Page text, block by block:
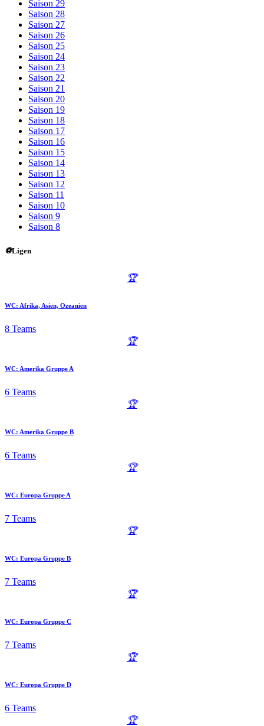
Saison 29
Saison 28
Saison 27
Saison 26
Saison 25
Saison 24
Saison 23
Saison 22
Saison 21
Saison 20
Saison 19
Saison 18
Saison 17
Saison 16
Saison 15
Saison 14
Saison 13
Saison 12
Saison 11
Saison 10
Saison 9
Saison 8
⚽Ligen
🏆
WC: Afrika, Asien, Ozeanien
8 Teams
🏆
WC: Amerika Gruppe A
6 Teams
🏆
WC: Amerika Gruppe B
6 Teams
🏆
WC: Europa Gruppe A
7 Teams
🏆
WC: Europa Gruppe B
7 Teams
🏆
WC: Europa Gruppe C
7 Teams
🏆
WC: Europa Gruppe D
6 Teams
🏆